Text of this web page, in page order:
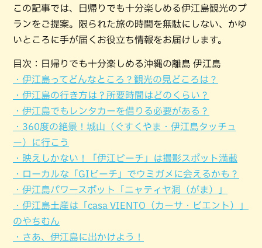
この記事では、日帰りでも十分楽しめる伊江島観光のプ
ランをご提案。限られた旅の時間を無駄にしない、かゆ
いところに手が届くお役立ち情報をお届けします。
目次：日帰りでも十分楽しめる沖縄の離島 伊江島
・伊江島ってどんなところ？観光の見どころは？
・伊江島の行き方は？所要時間はどのくらい？
・伊江島でもレンタカーを借りる必要がある？
・360度の絶景！城山（ぐすくやま・伊江島タッチュ
ー）に行こう
・映えしかない！「伊江ビーチ」は撮影スポット満載
・ローカルな「GIビーチ」でウミガメに会えるかも？
・伊江島パワースポット「ニャティヤ洞（がま）」
・伊江島土産は「casa VIENTO（カーサ・ビエント）」
のやちむん
・さあ、伊江島に出かけよう！